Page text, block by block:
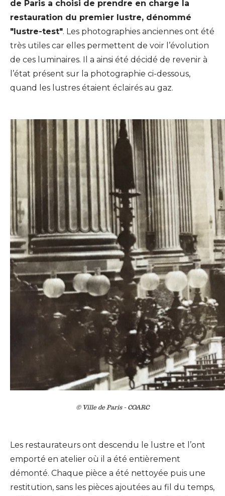
de Paris a choisi de prendre en charge la
restauration du premier lustre, dénommé
"lustre-test". Les photographies anciennes ont été
très utiles car elles permettent de voir l’évolution
de ces luminaires. Il a ainsi été décidé de revenir à
l’état présent sur la photographie ci-dessous,
quand les lustres étaient éclairés au gaz.
© Ville de Paris - COARC
Les restaurateurs ont descendu le lustre et l’ont
emporté en atelier où il a été entièrement
démonté. Chaque pièce a été nettoyée puis une
restitution, sans les pièces ajoutées au fil du temps,